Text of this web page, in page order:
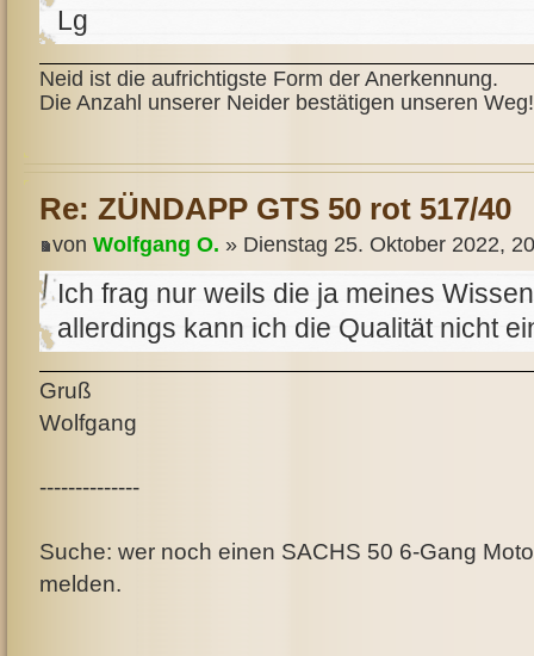
Lg
Neid ist die aufrichtigste Form der Anerkennung.
Die Anzahl unserer Neider bestätigen unseren Weg!
Re: ZÜNDAPP GTS 50 rot 517/40
von Wolfgang O. » Dienstag 25. Oktober 2022,
Ich frag nur weils die ja meines
allerdings kann ich die Qualität nicht
Gruß
Wolfgang
--------------
Suche: wer noch einen SACHS 50 6-Gang
melden.